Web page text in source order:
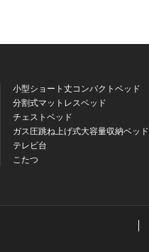
小型ショート丈コンパクトベッド
分割式マットレスベッド
チェストベッド
ガス圧跳ね上げ式大容量収納ベッド
テレビ台
こたつ